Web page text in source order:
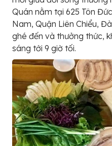
Quán nằm tại 625 Tôn
Nam, Quận Liên Chiểu,
ghé đến và thưởng thức,
sáng tới 9 giờ tối.